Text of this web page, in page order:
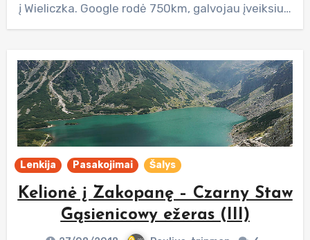
į Wieliczka. Google rodė 750km, galvojau įveiksiu…
Lenkija Pasakojimai Šalys
Kelionė į Zakopanę – Czarny Staw
Gąsienicowy ežeras (III)